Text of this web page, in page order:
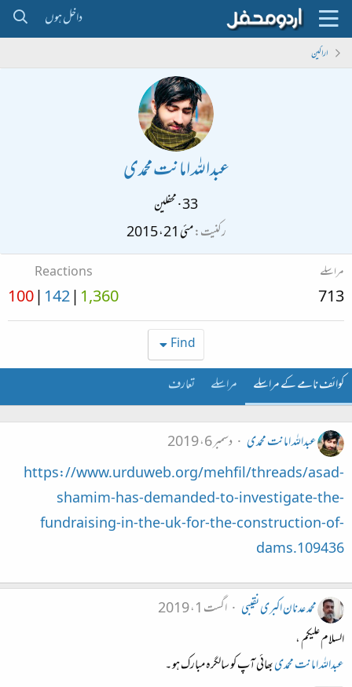
داخل ہوں
اراکین
عبداللہ امانت محمدی
محفلین·33
رکنیت مئی 21، 2015
مراسلے
713
Reactions
1,360
142
100
Find
کوائف نامے کے مراسلے مراسلے تعارف
عبداللہ امانت محمدی
دسمبر 6، 2019
https://www.urduweb.org/mehfil/threads/asad-
shamim-has-demanded-to-investigate-the-
fundraising-in-the-uk-for-the-construction-of-
dams.109436
محمد عدنان اکبری نقیبی
اگست 1، 2019
السلام علیکم ،
عبداللہ امانت محمدیبھائی آپ کو سالگرہ مبارک ہو ۔